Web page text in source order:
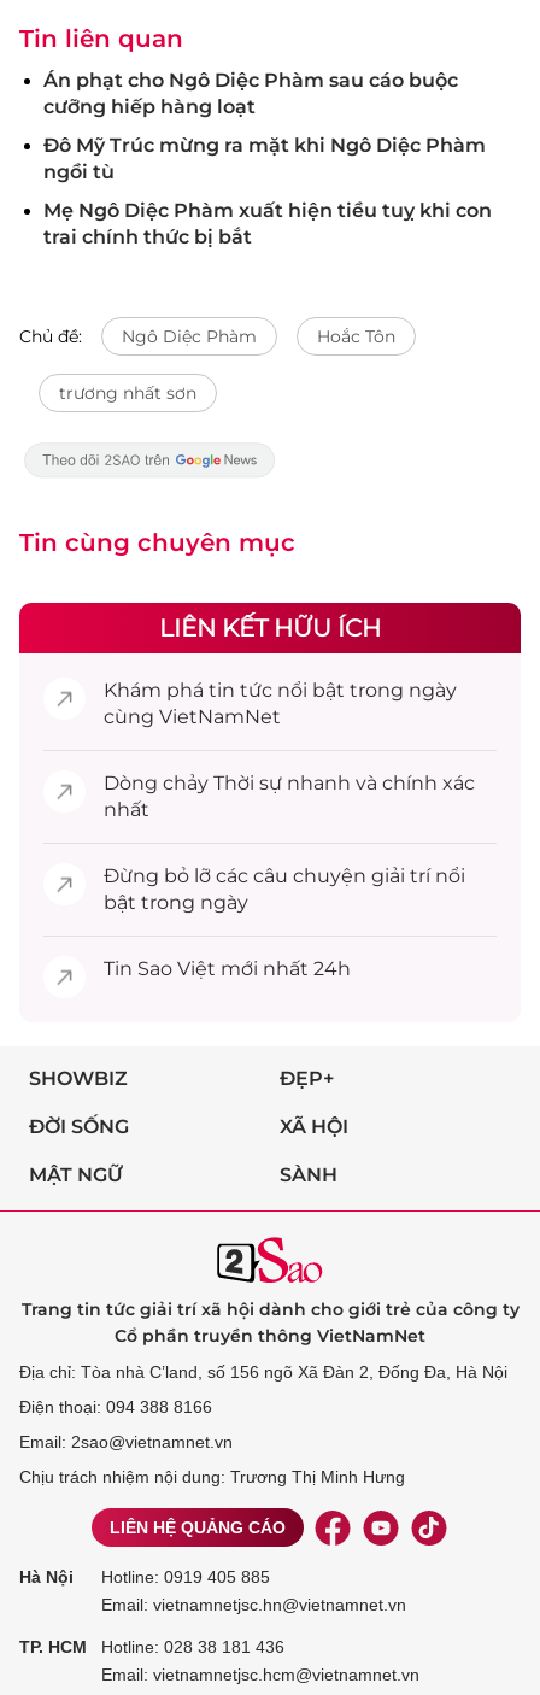
Tin liên quan
Án phạt cho Ngô Diệc Phàm sau cáo buộc
cưỡng hiếp hàng loạt
Đô Mỹ Trúc mừng ra mặt khi Ngô Diệc Phàm
ngồi tù
Mẹ Ngô Diệc Phàm xuất hiện tiều tuỵ khi con
trai chính thức bị bắt
Chủ đề: Ngô Diệc Phàm Hoắc Tôn
trương nhất sơn
Tin cùng chuyên mục
LIÊN KẾT HỮU ÍCH
Khám phá tin tức nổi bật trong ngày
cùng VietNamNet
Dòng chảy Thời sự nhanh và chính xác
nhất
Đừng bỏ lỡ các câu chuyện giải trínổi
bật trong ngày
Tin Sao Việt mới nhất 24h
SHOWBIZ ĐẸP+
ĐỜI SỐNG XÃ HỘI
MẬT NGỮ SÀNH
Trang tin tức giải trí xã hội dành cho giới trẻ của công ty
Cổ phần truyền thông VietNamNet
Địa chỉ: Tòa nhà C’land, số 156 ngõ Xã Đàn 2, Đống Đa, Hà Nội
Điện thoại: 094 388 8166
Email: 2sao@vietnamnet.vn
Chịu trách nhiệm nội dung: Trương Thị Minh Hưng
LIÊN HỆ QUẢNG CÁO
Hà Nội Hotline: 0919 405 885
Email: vietnamnetjsc.hn@vietnamnet.vn
TP. HCM Hotline: 028 38 181 436
Email: vietnamnetjsc.hcm@vietnamnet.vn